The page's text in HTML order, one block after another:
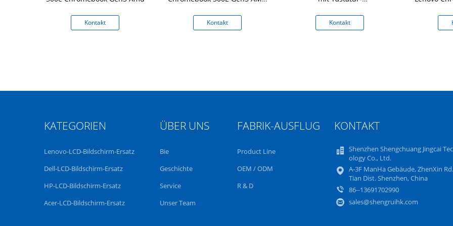
Kontakt Kontakt
5CB0U43369
Kontakt
KATEGORIEN
Lenovo-LCD-Bildschirm-Ersatz
Dell-LCD-Bildschirm-Ersatz
HP-LCD-Bildschirm-Ersatz
Acer-LCD-Bildschirm-Ersatz
ÜBER UNS
Bie
Geschichte
Service
Unser Team
FABRIK-AUSFLUG
Product Line
OEM / ODM
R & D
KONTAKT
Shenzhen Shengchuang Jingcai
ology Co., Ltd.
A-3F ManHa Gebäude, ZhenXin
Tian Dist. Shenzhen, China
86--13691702990
sales@shengruihk.com